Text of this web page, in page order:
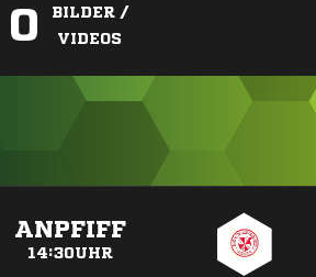
0
BILDER /
VIDEOS
ANPFIFF
14:30UHR